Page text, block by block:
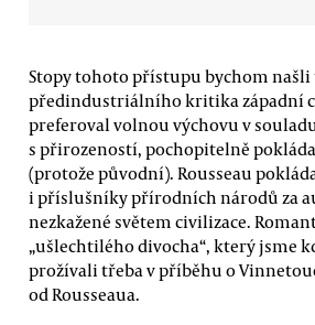
Stopy tohoto přístupu bychom našli
předindustriálního kritika západní
preferoval volnou výchovu v
s přirozeností, pochopitelně
(protože původní). Rousseau
i příslušníky přírodních národů za
nezkažené světem civilizace.
„ušlechtilého divocha“, který jsme
prožívali třeba v příběhu o
od Rousseaua.